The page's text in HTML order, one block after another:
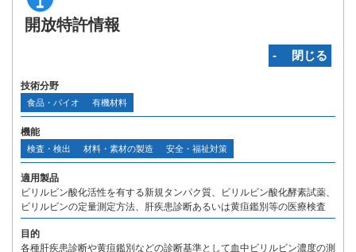
開放特許情報
‐ 閉じる
技術分野
食品・バイオ 有機材料
機能
検査・検出 材料・素材の製造 安全・福祉対策
適用製品
ビリルビン酸化活性を有する新規タンパク質、ビリルビン酸化酵素試薬、
ビリルビンの定量測定方法、肝疾患診断あるいは黄疸鑑別等の医療検査
目的
各種肝疾患診断や黄疸鑑別などの診断基準として血中ビリルビン濃度の測